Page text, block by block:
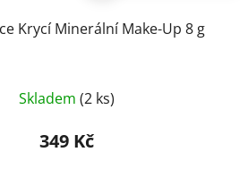
Krycí Minerální Make-Up 8 g
hodnocení
produktu
Skladem(2 ks)
349 Kč